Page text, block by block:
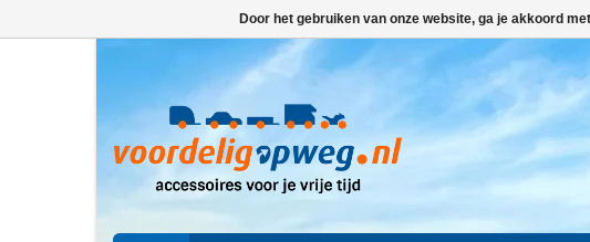
Door het gebruiken van onze website, ga je akkoord